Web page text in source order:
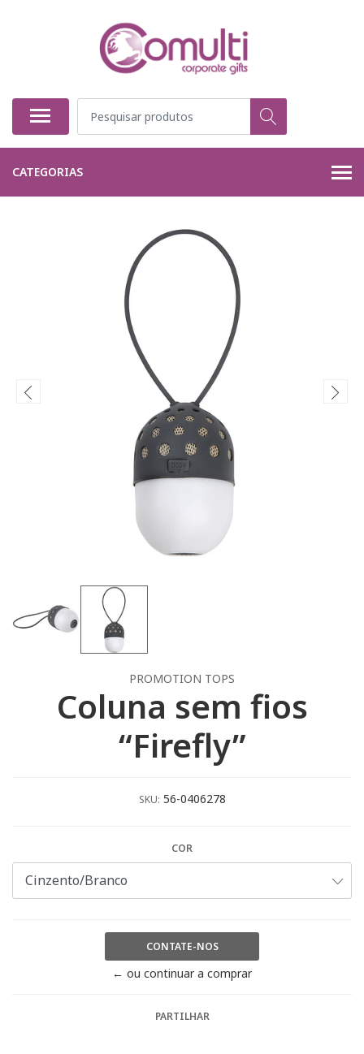
CATEGORIAS
PROMOTION TOPS
Coluna sem fios
“Firefly”
SKU: 56-0406278
COR
CONTATE-NOS
← ou continuar a comprar
PARTILHAR